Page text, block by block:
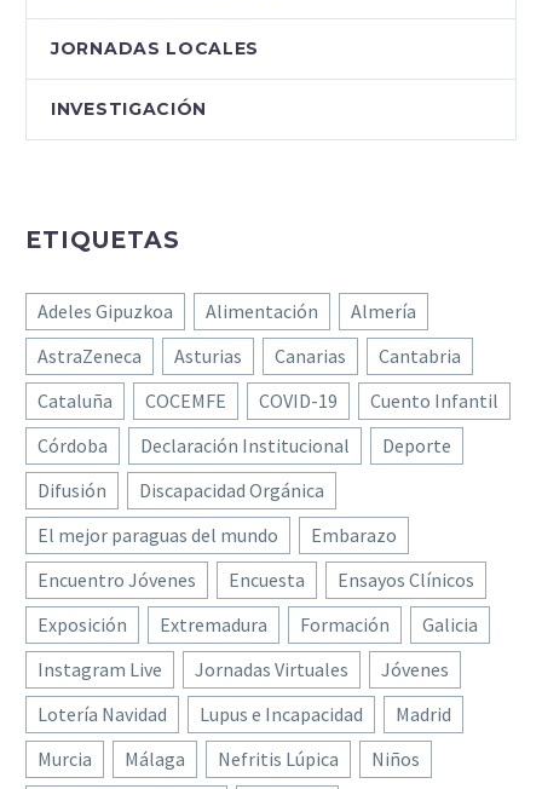
JORNADAS LOCALES
INVESTIGACIÓN
ETIQUETAS
Adeles Gipuzkoa Alimentación
Almería
AstraZeneca
Asturias Canarias
Cantabria
Cataluña
COCEMFE COVID-19
Cuento Infantil
Córdoba
Declaración Institucional
Deporte
Difusión
Discapacidad Orgánica
El mejor paraguas del mundo
Embarazo
Encuentro Jóvenes
Encuesta
Ensayos Clínicos
Exposición
Extremadura Formación
Galicia
Instagram Live
Jornadas Virtuales
Jóvenes
Lotería Navidad
Lupus e Incapacidad
Madrid
Murcia
Málaga Nefritis Lúpica
Niños